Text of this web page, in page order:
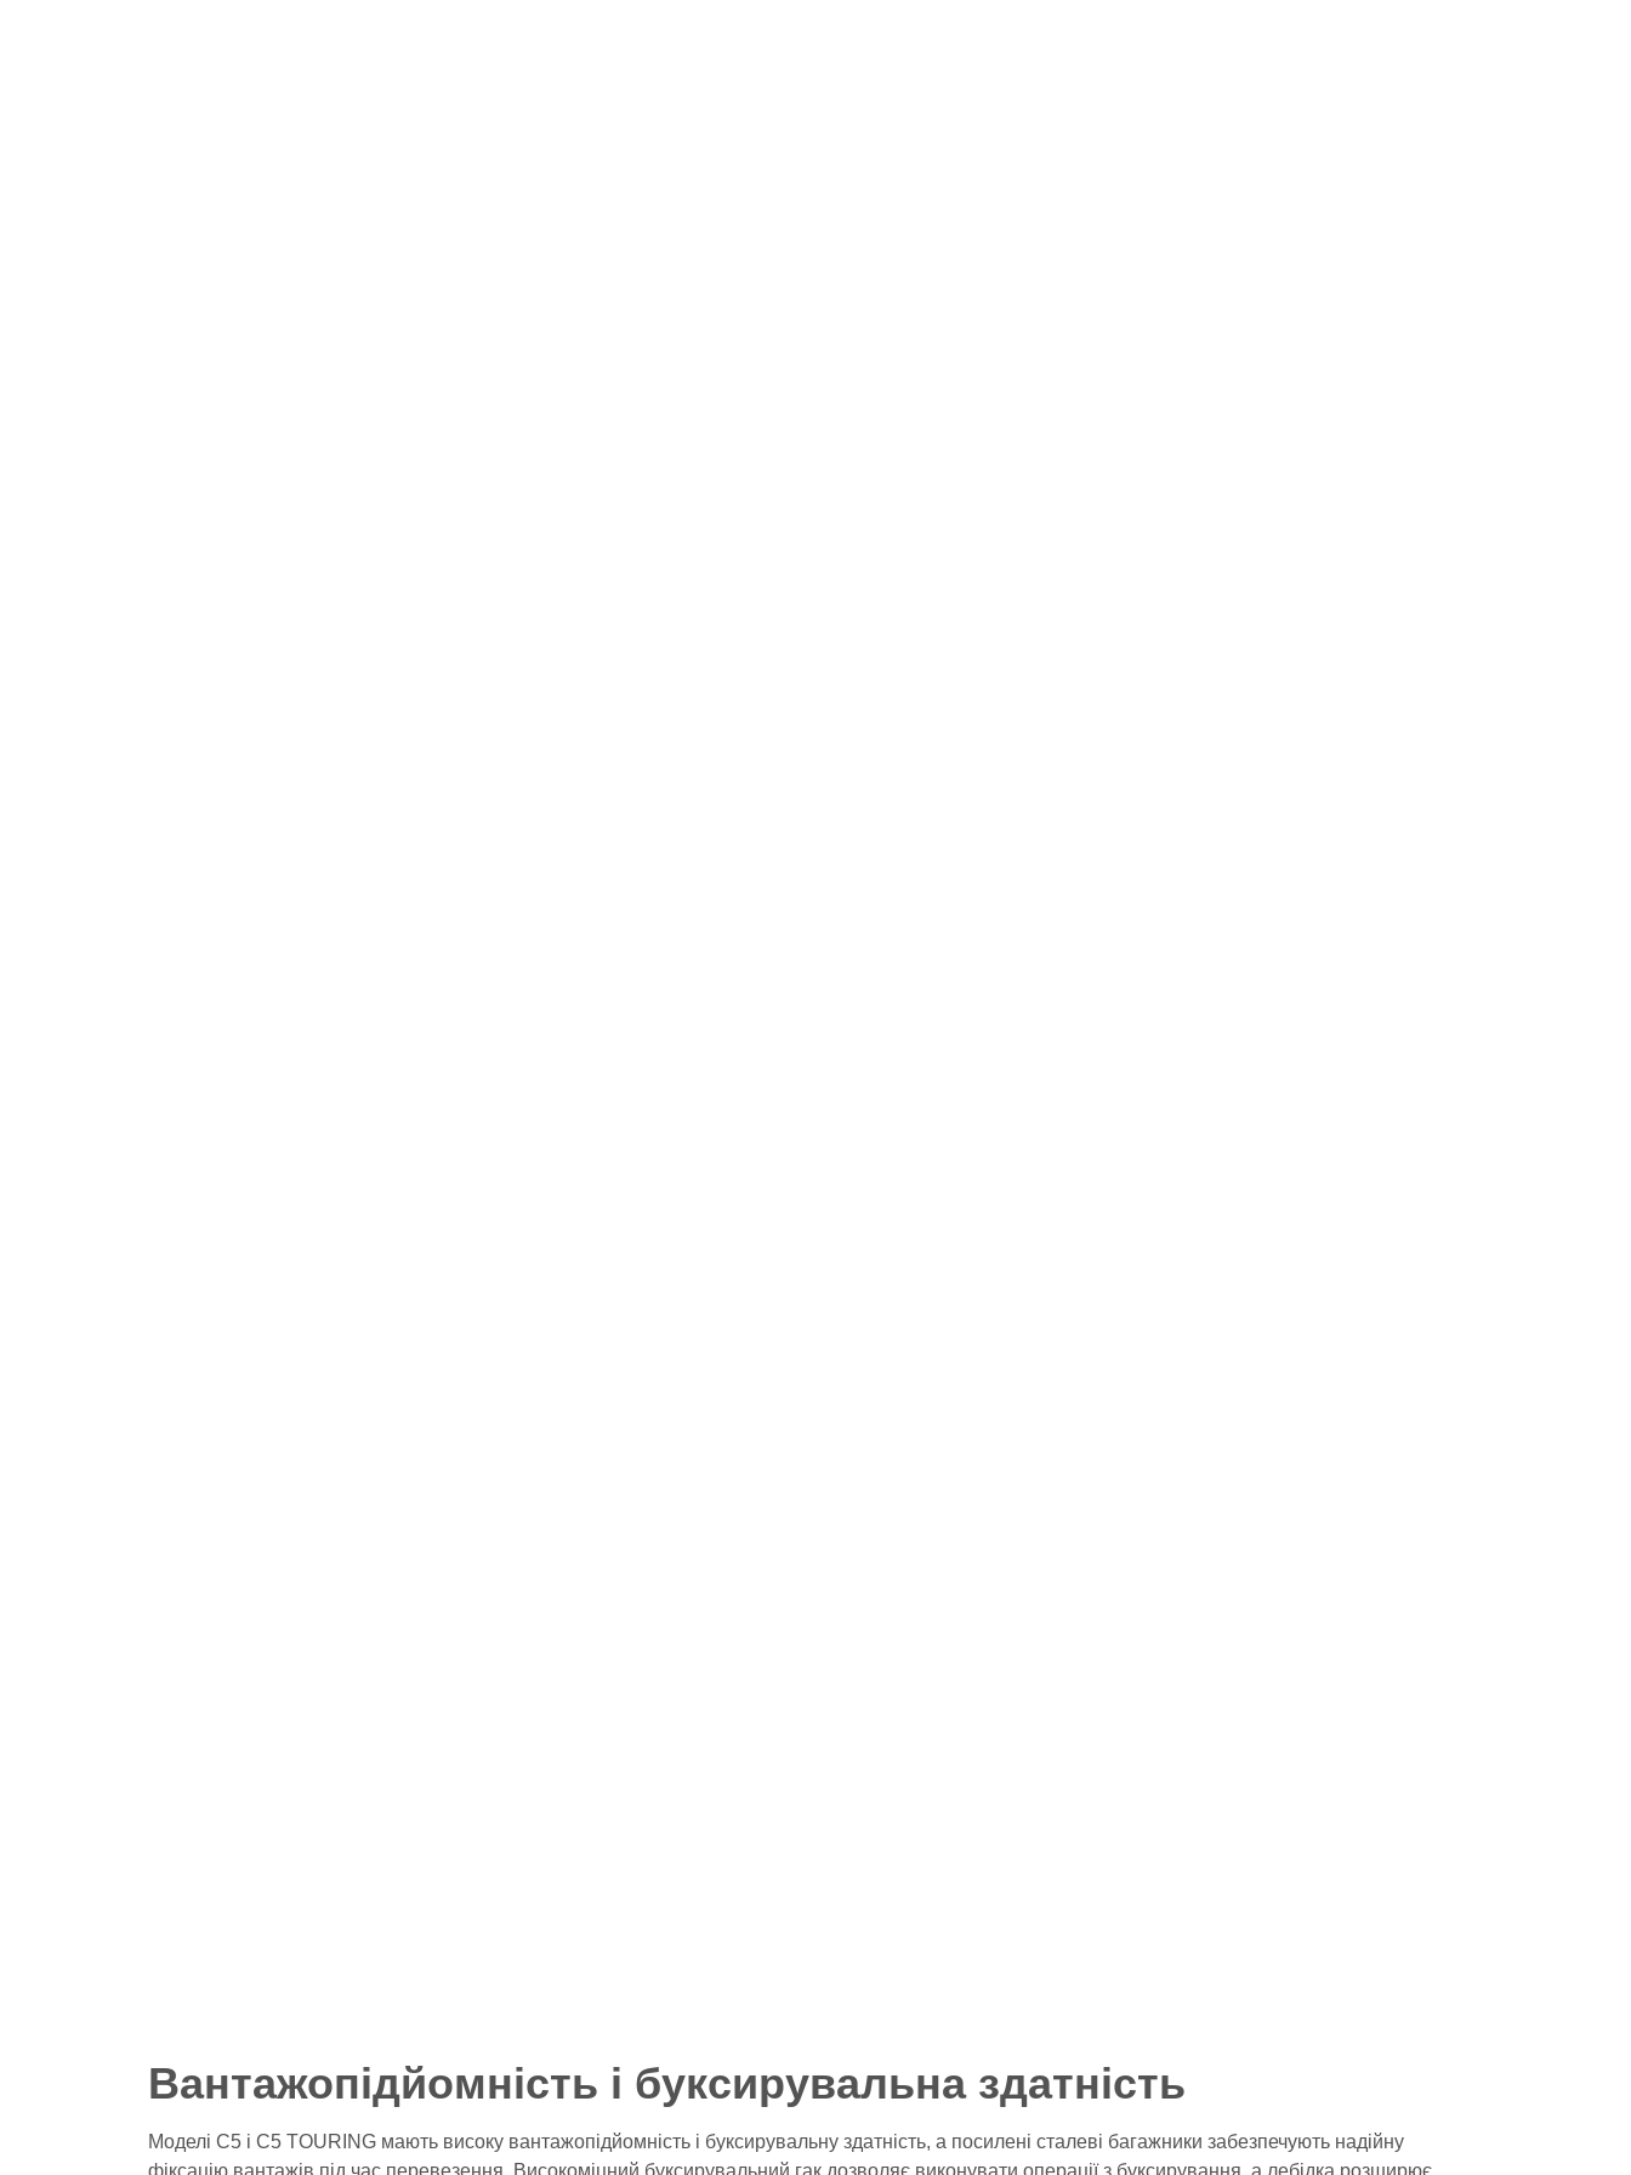
Вантажопідйомність і буксирувальна здатність
Моделі C5 і C5 TOURING мають високу вантажопідйомність і буксирувальну здатність, а посилені сталеві багажники забезпечують надійну
фіксацію вантажів під час перевезення. Високоміцний буксирувальний гак дозволяє виконувати операції з буксирування, а лебідка розширює